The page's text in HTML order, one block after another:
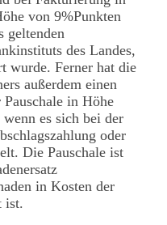
von 9%Punkten
geltenden
des Landes,
wurde. Ferner hat die
außerdem einen
in Höhe
es sich bei der
oder
Die Pauschale ist
in Kosten der
ist.